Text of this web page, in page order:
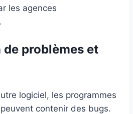
les agences
de problèmes et
logiciel, les programmes
contenir des bugs.